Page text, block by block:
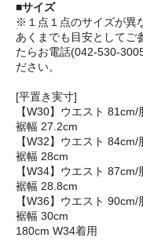
■サイズ
※１点１点のサイズが異
あくまでも目安としてご
たらお電話(042-530-
ださい。
[平置き実寸]
【W30】ウエスト
裾幅 27.2cm
【W32】ウエスト
裾幅 28cm
【W34】ウエスト
裾幅 28.8cm
【W36】ウエスト
裾幅 30cm
180cm W34着用